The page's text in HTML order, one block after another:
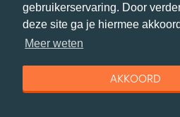
gebruikerservaring. Door
deze site ga je hiermee
Meer weten
AKKOORD
Volg MiddenAmerika.nl
Nieuwsbrief
Facebook